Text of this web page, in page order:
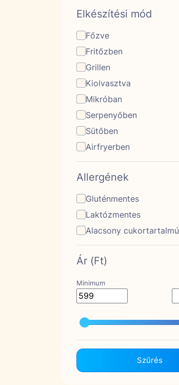
Elkészítési mód
Főzve
Fritőzben
Grillen
Kiolvasztva
Mikróban
Serpenyőben
Sütőben
Airfryerben
Allergének
Gluténmentes
Laktózmentes
Alacsony cukortartalmú
Ár (Ft)
Minimum
Szűrés